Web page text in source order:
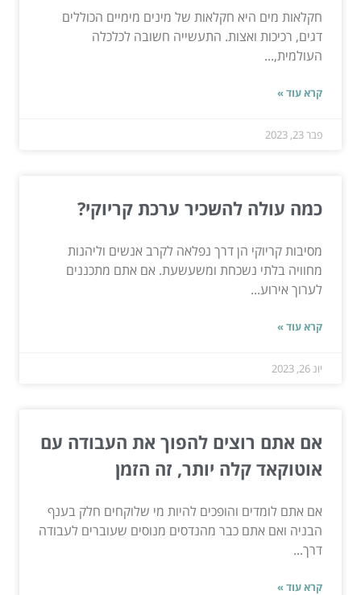
חקלאות מים היא חקלאות של מינים מימיים הכוללים
דגים, רכיכות ואצות. התעשייה חשובה לכלכלה
העולמית,...
קרא עוד »
פבר 23, 2023
כמה עולה להשכיר ערכת קריוקי?
מסיבות קריוקי הן דרך נפלאה לקרב אנשים וליהנות
מחוויה בלתי נשכחת ומשעשעת. אם אתם מתכננים
לערוך אירוע...
קרא עוד »
יונ 26, 2023
אם אתם רוצים להפוך את העבודה עם
אוטוקאד קלה יותר, זה הזמן
אם אתם לומדים והופכים להיות מי שלוקחים חלק בענף
הבניה ואם אתם כבר מהנדסים מנוסים שעוברים לעבודה
דרך...
קרא עוד »